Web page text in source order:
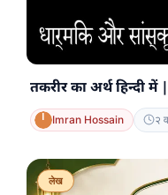
तकरीर का अर्थ हिन्दी
Imran Hossain २
लेख